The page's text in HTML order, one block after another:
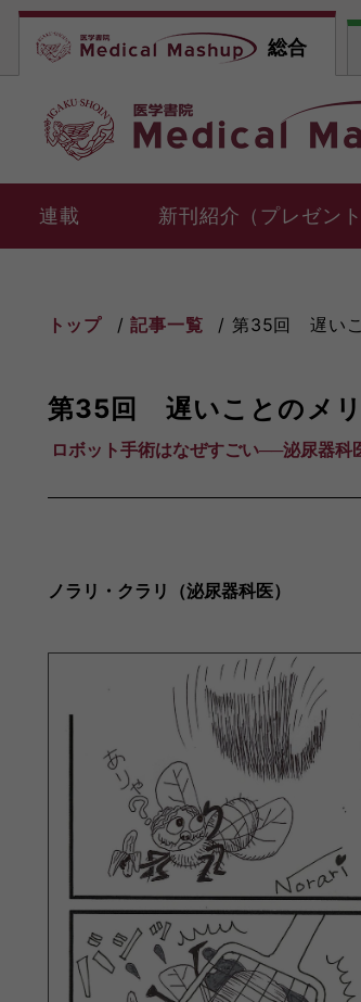
総合
連載 新刊紹介（プレゼント
トップ 記事一覧 第35回 遅いこ
第35回 遅いことのメリ
ロボット手術はなぜすごい──泌尿器科
ノラリ・クラリ（泌尿器科医）